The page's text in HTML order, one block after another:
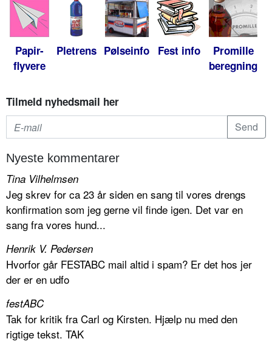
Papir-
flyvere
Pletrens Pølseinfo Fest info
Promille
beregning
Tilmeld nyhedsmail her
Nyeste kommentarer
Tina Vilhelmsen
Jeg skrev for ca 23 år siden en sang til vores drengs
konfirmation som jeg gerne vil finde igen. Det var en
sang fra vores hund...
Henrik V. Pedersen
Hvorfor går FESTABC mail altid i spam? Er det hos jer
der er en udfo
festABC
Tak for kritik fra Carl og Kirsten. Hjælp nu med den
rigtige tekst. TAK